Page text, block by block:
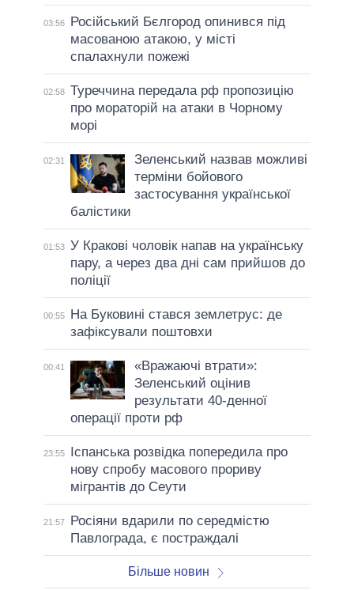
03:56
Російський Бєлгород опинився під
масованою атакою, у місті
спалахнули пожежі
02:58 Туреччина передала рф пропозицію
про мораторій на атаки в Чорному
морі
02:31
Зеленський назвав можливі
терміни бойового
застосування української
балістики
01:53 У Кракові чоловік напав на українську
пару, а через два дні сам прийшов до
поліції
00:55
На Буковині стався землетрус: де
зафіксували поштовхи
00:41
«Вражаючі втрати»:
Зеленський оцінив
результати 40-денної
операції проти рф
23:55
Іспанська розвідка попередила про
нову спробу масового прориву
мігрантів до Сеути
21:57
Росіяни вдарили по середмістю
Павлограда, є постраждалі
Більше новин